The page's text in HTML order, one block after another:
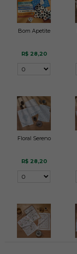
Bom Apetite
R$ 28,20
Floral Sereno
R$ 28,20